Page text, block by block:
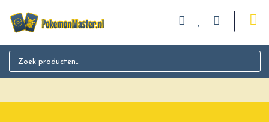
Search for: